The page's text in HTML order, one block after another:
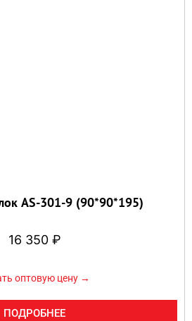
AS-301-9 (90*90*195)
16 350 ₽
оптовую цену →
ПОДРОБНЕЕ